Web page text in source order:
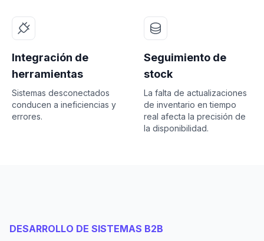
Integración de
herramientas
Sistemas desconectados
conducen a ineficiencias y
errores.
Seguimiento de
stock
La falta de actualizaciones
de inventario en tiempo
real afecta la precisión de
la disponibilidad.
DESARROLLO DE SISTEMAS B2B